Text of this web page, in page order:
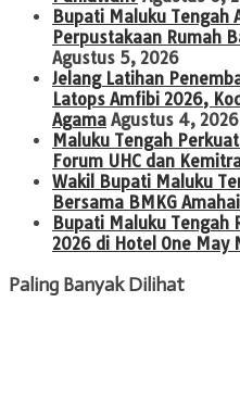
Bupati Maluku Tengah
Perpustakaan Rumah
Agustus 5, 2026
Jelang Latihan
Latops Amfibi 2026,
Agama Agustus 4, 2026
Maluku Tengah
Forum UHC dan
Wakil Bupati Maluku
Bersama BMKG Amahai
Bupati Maluku Tengah
2026 di Hotel One May
Paling Banyak Dilihat